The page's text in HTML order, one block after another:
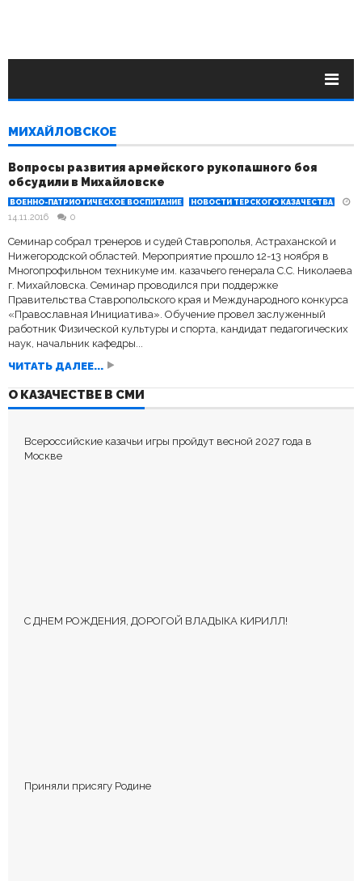
МИХАЙЛОВСКОЕ
Вопросы развития армейского рукопашного боя
обсудили в Михайловске
ВОЕННО-ПАТРИОТИЧЕСКОЕ ВОСПИТАНИЕ НОВОСТИ ТЕРСКОГО КАЗАЧЕСТВА
14.11.2016 0
Семинар собрал тренеров и судей Ставрополья, Астраханской и
Нижегородской областей. Мероприятие прошло 12-13 ноября в
Многопрофильном техникуме им. казачьего генерала С.С. Николаева
г. Михайловска. Семинар проводился при поддержке
Правительства Ставропольского края и Международного конкурса
«Православная Инициатива». Обучение провел заслуженный
работник Физической культуры и спорта, кандидат педагогических
наук, начальник кафедры...
ЧИТАТЬ ДАЛЕЕ...
О КАЗАЧЕСТВЕ В СМИ
Всероссийские казачьи игры пройдут весной 2027 года в
Москве
С ДНЕМ РОЖДЕНИЯ, ДОРОГОЙ ВЛАДЫКА КИРИЛЛ!
Приняли присягу Родине